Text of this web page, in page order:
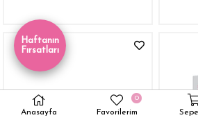
Haftanın
Fırsatları
Anasayfa Favorilerim
0